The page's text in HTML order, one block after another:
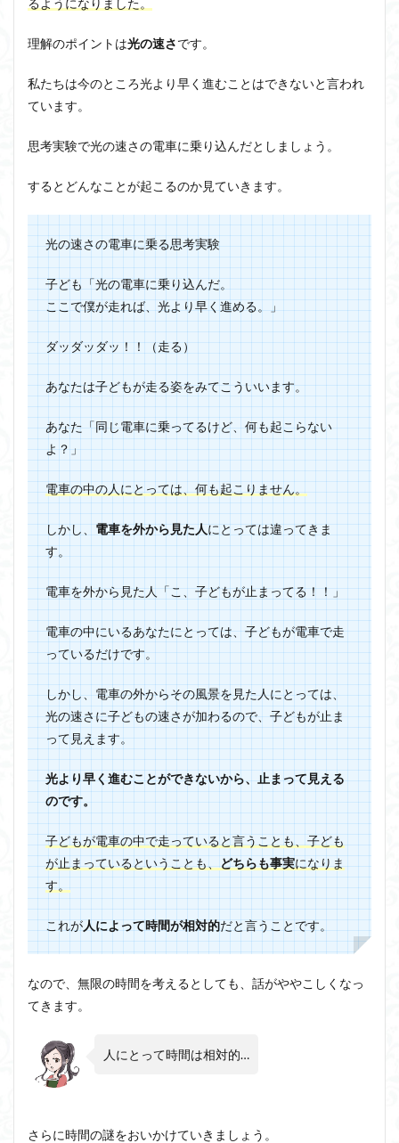
るようになりました。
理解のポイントは光の速さです。
私たちは今のところ光より早く進むことはできないと言われ
ています。
思考実験で光の速さの電車に乗り込んだとしましょう。
するとどんなことが起こるのか見ていきます。
光の速さの電車に乗る思考実験
子ども「光の電車に乗り込んだ。
ここで僕が走れば、光より早く進める。」
ダッダッダッ！！（走る）
あなたは子どもが走る姿をみてこういいます。
あなた「同じ電車に乗ってるけど、何も起こらない
よ？」
電車の中の人にとっては、何も起こりません。
しかし、電車を外から見た人にとっては違ってきま
す。
電車を外から見た人「こ、子どもが止まってる！！」
電車の中にいるあなたにとっては、子どもが電車で走
っているだけです。
しかし、電車の外からその風景を見た人にとっては、
光の速さに子どもの速さが加わるので、子どもが止ま
って見えます。
光より早く進むことができないから、止まって見える
のです。
子どもが電車の中で走っていると言うことも、子ども
が止まっているということも、どちらも事実になりま
す。
これが人によって時間が相対的だと言うことです。
なので、無限の時間を考えるとしても、話がややこしくなっ
てきます。
人にとって時間は相対的…
さらに時間の謎をおいかけていきましょう。